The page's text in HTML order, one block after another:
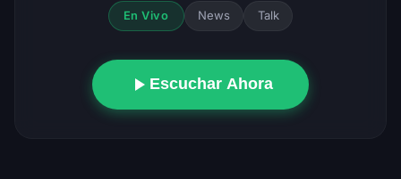
En Vivo News Talk
Escuchar Ahora